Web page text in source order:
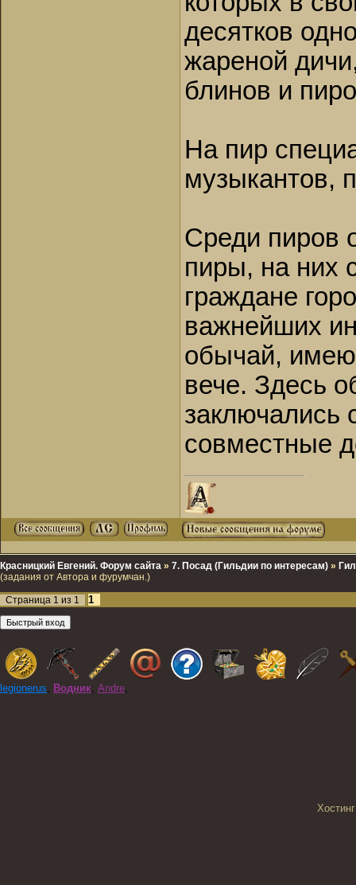
десятков
жареной
блинов и
На пир
музыкантов,
Среди пиров
пиры, на них
граждане
важнейших
обычай,
вече. Здесь
заключались
совместные
Красницкий Евгений. Форум сайта » 7. Посад (Гильдии по интересам) »
(задания от Автора и фурумчан.)
Страница 1 из 1 1
legionerus, Водник, Andre,